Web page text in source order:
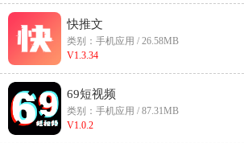
快推文
类别：手机应用 / 26.58MB
V1.3.34
69短视频
类别：手机应用 / 87.31MB
V1.0.2